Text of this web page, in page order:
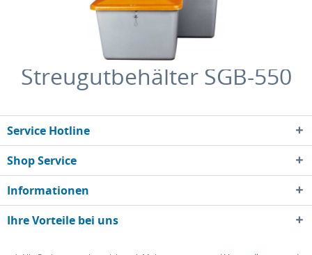
Streugutbehälter SGB-550
Service Hotline
Shop Service
Informationen
Ihre Vorteile bei uns